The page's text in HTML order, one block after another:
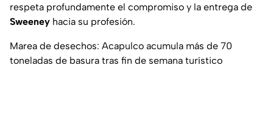
respeta profundamente el compromiso y la entrega de
Sweeney hacia su profesión.
Marea de desechos: Acapulco acumula más de 70
toneladas de basura tras fin de semana turístico